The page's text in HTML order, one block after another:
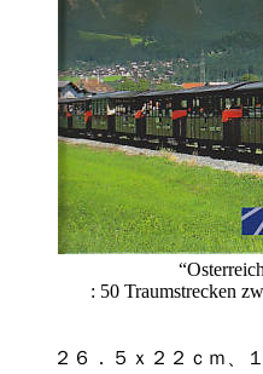
: 50 Traumstrecken
２６．５ｘ２２ｃｍ、